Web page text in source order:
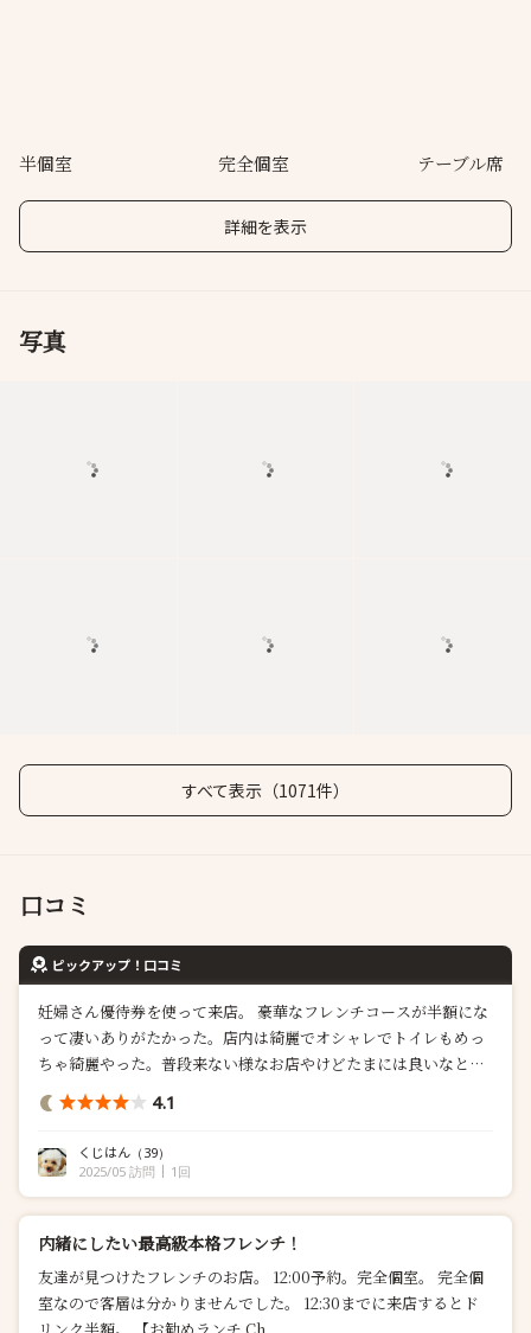
半個室 完全個室 テーブル席
詳細を表示
写真
すべて表示（1071件）
口コミ
ピックアップ！口コミ
妊婦さん優待券を使って来店。 豪華なフレンチコースが半額にな
って凄いありがたかった。店内は綺麗でオシャレでトイレもめっ
ちゃ綺麗やった。普段来ない様なお店やけどたまには良いなと思
う。 ドリンクはペアリング3種にしてみた。 まず初めに一口のお
愉しみ。一つ一つ説明してくれてワインの説明もあったけどす...
4.1
くじはん （39）
2025/05 訪問
1回
内緒にしたい最高級本格フレンチ！
友達が見つけたフレンチのお店。 12:00予約。完全個室。 完全個
室なので客層は分かりませんでした。 12:30までに来店するとド